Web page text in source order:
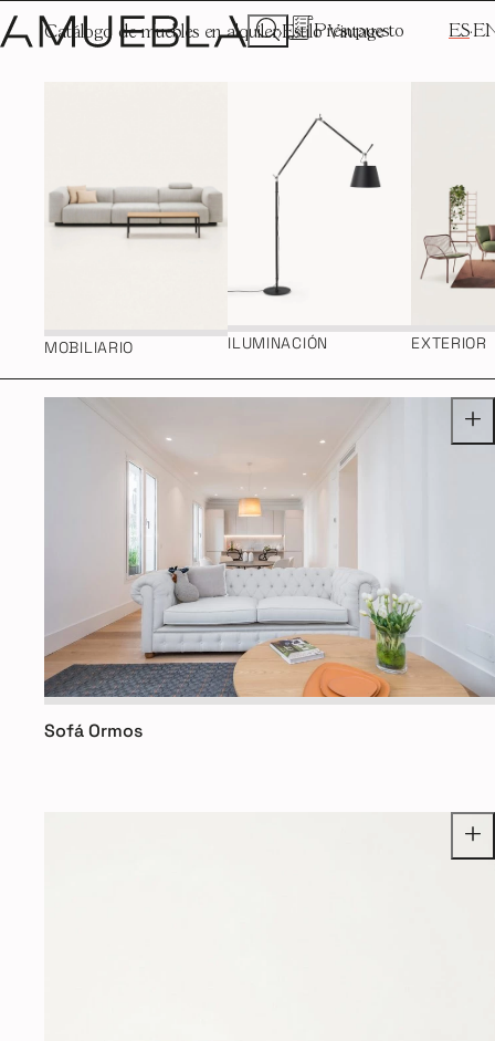
Presupuesto ES
Catálogo de muebles en alquiler Estilo Vintage
MOBILIARIO ILUMINACIÓN EXTERIOR
Sofá Ormos